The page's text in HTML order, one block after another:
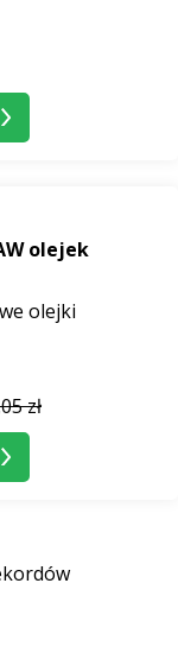
olejek
olejki
zł